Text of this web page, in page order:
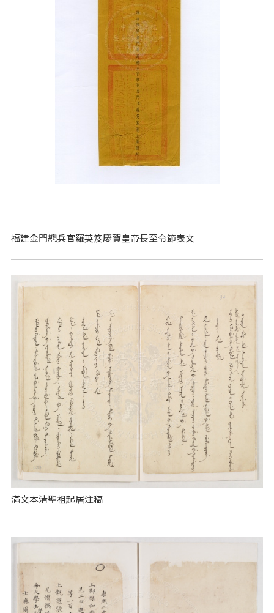
福建金門總兵官羅英笈慶賀皇帝長至令節表文
滿文本清聖祖起居注稿